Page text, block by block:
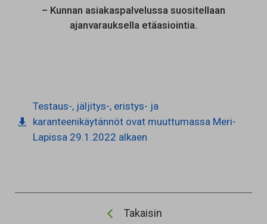
– Kunnan asiakaspalvelussa suositellaan
ajanvarauksella etäasiointia.
Testaus-, jäljitys-, eristys- ja
karanteenikäytännöt ovat muuttumassa Meri-
Lapissa 29.1.2022 alkaen
Takaisin